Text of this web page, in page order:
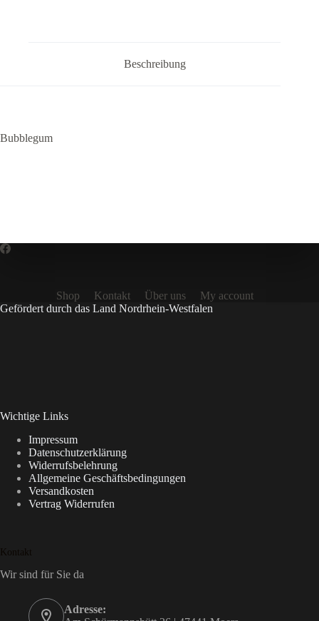
Beschreibung
Bubblegum
Shop Kontakt Über uns
My account
Gefördert durch das Land Nordrhein-Westfalen
Wichtige Links
Impressum
Datenschutzerklärung
Widerrufsbelehrung
Allgemeine Geschäftsbedingungen
Versandkosten
Vertrag Widerrufen
Kontakt
Wir sind für Sie da
Adresse: